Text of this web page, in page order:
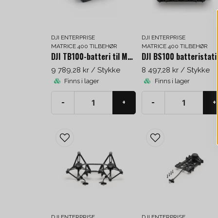
DJI ENTERPRISE
MATRICE 400 TILBEHØR
DJI TB100-batteri til Matrice 400
9 789,28 kr / Stykke
Finns i lager
- +
DJI ENTERPRISE
MATRICE 400 TILBEHØR
8 497,28 kr / Stykke
Finns i lager
- +